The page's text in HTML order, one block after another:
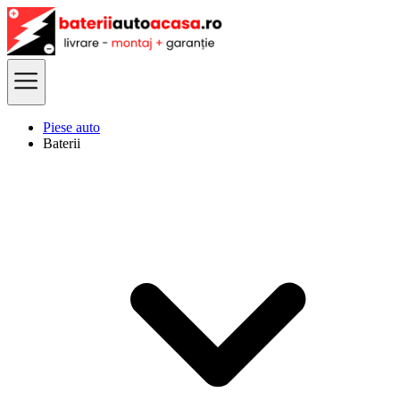
Piese auto
Baterii